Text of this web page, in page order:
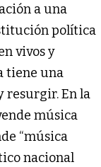
a una
política
vivos y
tiene una
resurgir. En la
música
“música
nacional